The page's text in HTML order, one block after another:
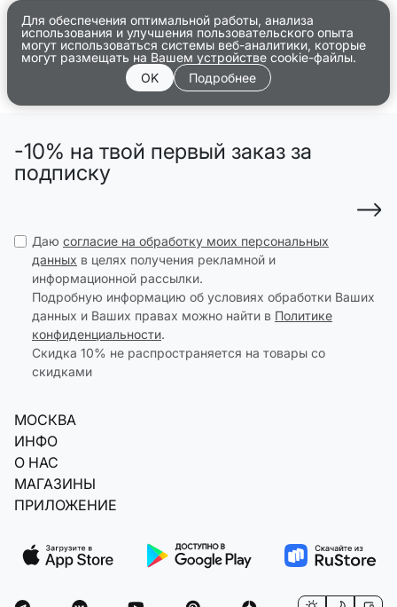
Для обеспечения оптимальной работы, анализа
использования и улучшения пользовательского опыта
могут использоваться системы веб-аналитики, которые
могут размещать на Вашем устройстве cookie-файлы.
OK
Подробнее
-10% на твой первый заказ за
подписку
Даю согласие на обработку моих персональных
данных в целях получения рекламной и
информационной рассылки.
Подробную информацию об условиях обработки Ваших
данных и Ваших правах можно найти в Политике
конфиденциальности.
Скидка 10% не распространяется на товары со
скидками
МОСКВА
ИНФО
О НАС
МАГАЗИНЫ
ПРИЛОЖЕНИЕ